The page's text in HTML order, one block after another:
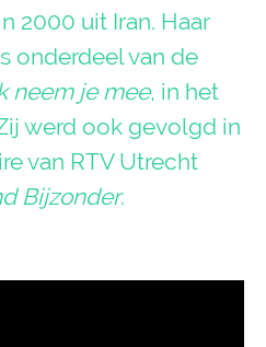
2000 uit Iran. Haar
onderdeel van de
neem je mee, in het
werd ook gevolgd in
van RTV Utrecht
Bijzonder.